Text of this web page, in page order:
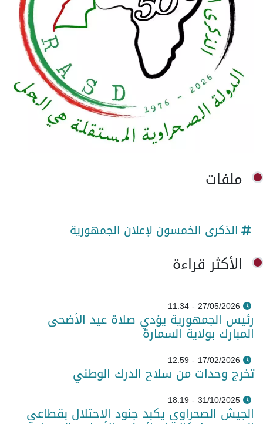
ملفات
الذكرى الخمسون لإعلان الجمهورية
الأكثر قراءة
27/05/2026 - 11:34
رئيس الجمهورية يؤدي صلاة عيد الأضحى
المبارك بولاية السمارة
17/02/2026 - 12:59
تخرج وحدات من سلاح الدرك الوطني
31/10/2025 - 18:19
الجيش الصحراوي يكبد جنود الاحتلال بقطاعي